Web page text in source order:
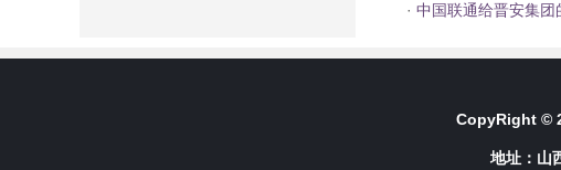
· 中国联通给晋安集团
CopyRight ©
地址：山